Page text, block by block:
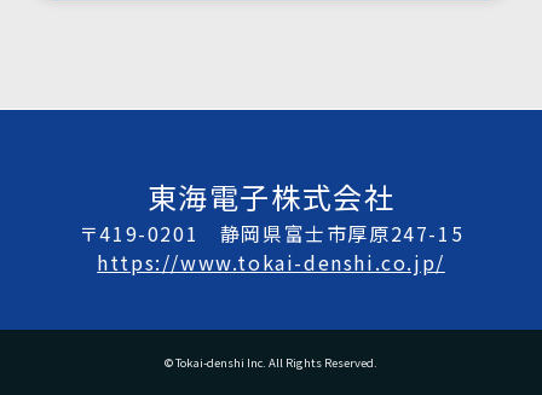
東海電子株式会社
〒419-0201 静岡県富士市厚原247-15
https://www.tokai-denshi.co.jp/
© Tokai-denshi Inc. All Rights Reserved.